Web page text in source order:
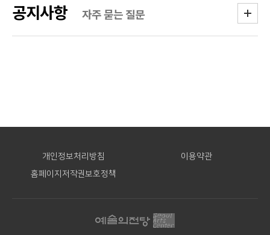
공지사항 자주 묻는 질문
개인정보처리방침
이용약관
홈페이지저작권보호정책